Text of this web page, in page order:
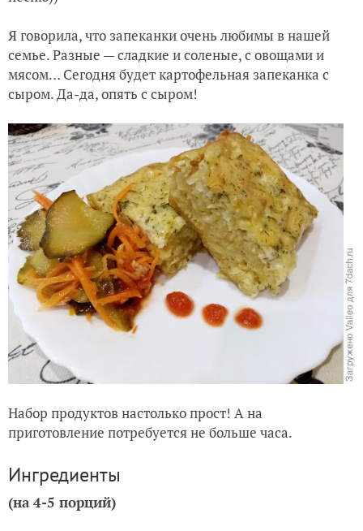
Я говорила, что запеканки очень любимы в нашей
семье. Разные — сладкие и соленые, с овощами и
мясом… Сегодня будет картофельная запеканка с
сыром. Да-да, опять с сыром!
Набор продуктов настолько прост! А на
приготовление потребуется не больше часа.
Ингредиенты
(на 4-5 порций)